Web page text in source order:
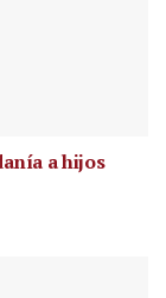
a hijos